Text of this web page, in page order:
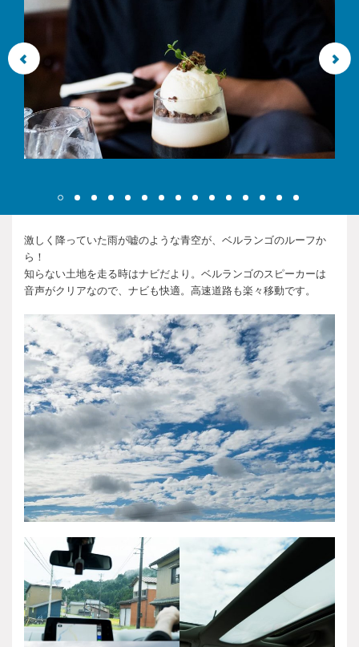
激しく降っていた雨が嘘のような青空が、ベルランゴのルーフか
ら！
知らない土地を走る時はナビだより。ベルランゴのスピーカーは
音声がクリアなので、ナビも快適。高速道路も楽々移動です。